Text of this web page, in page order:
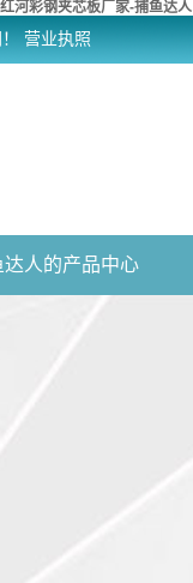
红河彩钢夹芯板厂家-捕鱼达人
营业执照
达人的产品中心